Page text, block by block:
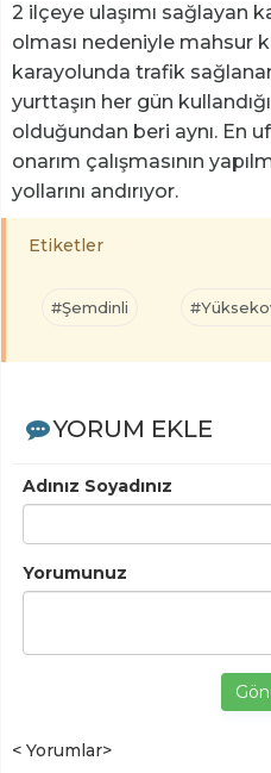
2 ilçeye ulaşımı sağlayan
olması nedeniyle mahsur
karayolunda trafik
yurttaşın her gün
olduğundan beri aynı. En
onarım çalışmasının
yollarını andırıyor.
Etiketler
#Şemdinli
YORUM EKLE
Adınız Soyadınız
Yorumunuz
< Yorumlar>